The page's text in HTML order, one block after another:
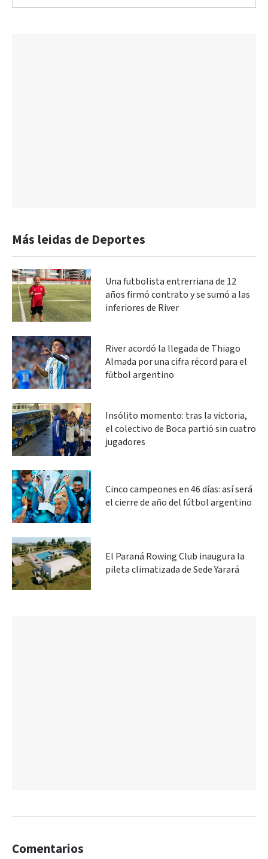
Más leidas de Deportes
Una futbolista entrerriana de 12
años firmó contrato y se sumó a las
inferiores de River
River acordó la llegada de Thiago
Almada por una cifra récord para el
fútbol argentino
Insólito momento: tras la victoria,
el colectivo de Boca partió sin cuatro
jugadores
Cinco campeones en 46 días: así será
el cierre de año del fútbol argentino
El Paraná Rowing Club inaugura la
pileta climatizada de Sede Yarará
Comentarios